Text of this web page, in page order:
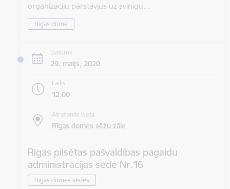
organizāciju pārstāvjus uz svinīgu…
Rīgas domē
Datums
29. maijs, 2020
Laiks
12.00
Atrašanās vieta
Rīgas domes sēžu zāle
Rīgas pilsētas pašvaldības pagaidu
administrācijas sēde Nr.16
Rīgas domes sēdes